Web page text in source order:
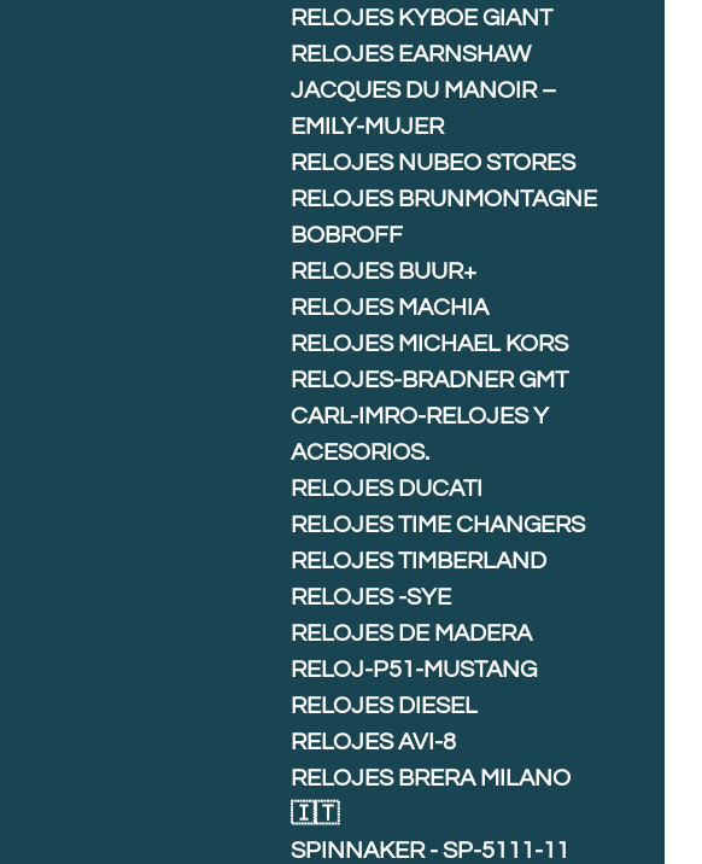
RELOJES KYBOE GIANT
RELOJES EARNSHAW
JACQUES DU MANOIR –
EMILY-MUJER
RELOJES NUBEO STORES
RELOJES BRUNMONTAGNE
BOBROFF
RELOJES BUUR+
RELOJES MACHIA
RELOJES MICHAEL KORS
RELOJES-BRADNER GMT
CARL-IMRO-RELOJES Y
ACESORIOS.
RELOJES DUCATI
RELOJES TIME CHANGERS
RELOJES TIMBERLAND
RELOJES -SYE
RELOJES DE MADERA
RELOJ-P51-MUSTANG
RELOJES DIESEL
RELOJES AVI-8
RELOJES BRERA MILANO
🇮🇹
SPINNAKER - SP-5111-11